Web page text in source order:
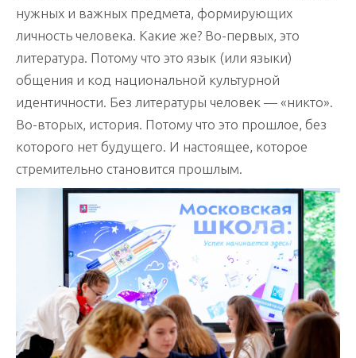
нужных и важных предмета, формирующих
личность человека. Какие же? Во-первых, это
литература. Потому что это язык (или языки)
общения и код национальной культурной
идентичности. Без литературы человек — «никто».
Во-вторых, история. Потому что это прошлое, без
которого нет будущего. И настоящее, которое
стремительно становится прошлым.